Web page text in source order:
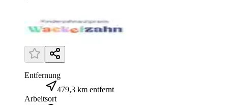
Entfernung
479,3 km entfernt
Arbeitsort